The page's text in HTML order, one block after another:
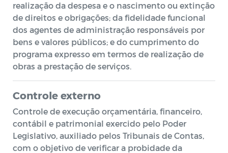
realização da despesa e o nascimento ou extinção
de direitos e obrigações; da fidelidade funcional
dos agentes de administração responsáveis por
bens e valores públicos; e do cumprimento do
programa expresso em termos de realização de
obras a prestação de serviços.
Controle externo
Controle de execução orçamentária, financeiro,
contábil e patrimonial exercido pelo Poder
Legislativo, auxiliado pelos Tribunais de Contas,
com o objetivo de verificar a probidade da